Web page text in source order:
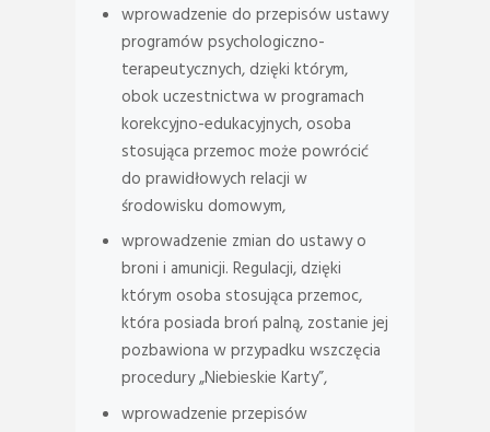
wprowadzenie do przepisów ustawy
programów psychologiczno-
terapeutycznych, dzięki którym,
obok uczestnictwa w programach
korekcyjno-edukacyjnych, osoba
stosująca przemoc może powrócić
do prawidłowych relacji w
środowisku domowym,
wprowadzenie zmian do ustawy o
broni i amunicji. Regulacji, dzięki
którym osoba stosująca przemoc,
która posiada broń palną, zostanie jej
pozbawiona w przypadku wszczęcia
procedury „Niebieskie Karty”,
wprowadzenie przepisów